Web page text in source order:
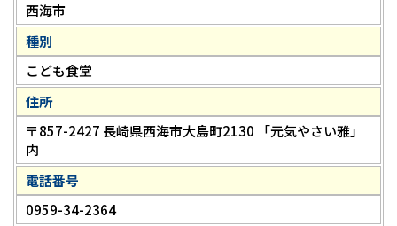
西海市
種別
こども食堂
住所
〒857-2427 長崎県西海市大島町2130 「元気やさい雅」
内
電話番号
0959-34-2364